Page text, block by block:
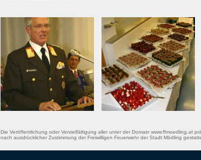
Die Veröffentlichung oder Vervielfältigung aller unter der Domain www.ffmoedling.at
nach ausdrücklicher Zustimmung der Freiwilligen Feuerwehr der Stadt Mödling